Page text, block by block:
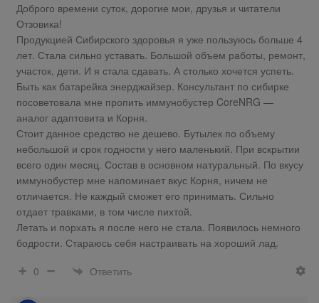
Доброго времени суток, дорогие мои, друзья и читатели
Отзовика!
Продукцией Сибирского здоровья я уже пользуюсь больше 4
лет. Стала сильно уставать. Большой объем работы, ремонт,
участок, дети. И я стала сдавать. А столько хочется успеть.
Быть как батарейка энерджайзер. Консультант по сибирке
посоветовала мне пропить иммунобустер CoreNRG —
аналог адаптовита и Корня.
Стоит данное средство не дешево. Бутылек по объему
небольшой и срок годности у него маленький. При вскрытии
всего один месяц. Состав в основном натуральный. По вкусу
иммунобустер мне напоминает вкус Корня, ничем не
отличается. Не каждый сможет его принимать. Сильно
отдает травками, в том числе пихтой.
Летать и порхать я после него не стала. Появилось немного
бодрости. Стараюсь себя настраивать на хороший лад.
0
Ответить